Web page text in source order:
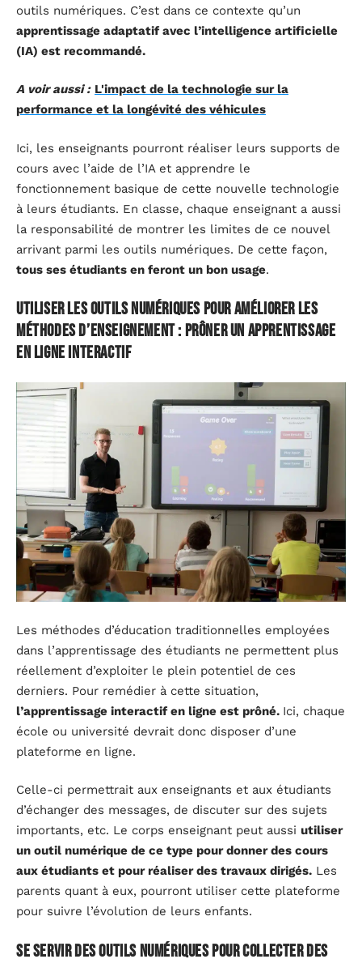
outils numériques. C’est dans ce contexte qu’un
apprentissage adaptatif avec l’intelligence artificielle
(IA) est recommandé.
A voir aussi : L'impact de la technologie sur la
performance et la longévité des véhicules
Ici, les enseignants pourront réaliser leurs supports de
cours avec l’aide de l’IA et apprendre le
fonctionnement basique de cette nouvelle technologie
à leurs étudiants. En classe, chaque enseignant a aussi
la responsabilité de montrer les limites de ce nouvel
arrivant parmi les outils numériques. De cette façon,
tous ses étudiants en feront un bon usage.
Utiliser les outils numériques pour améliorer les
méthodes d’enseignement : prôner un apprentissage
en ligne interactif
Les méthodes d’éducation traditionnelles employées
dans l’apprentissage des étudiants ne permettent plus
réellement d’exploiter le plein potentiel de ces
derniers. Pour remédier à cette situation,
l’apprentissage interactif en ligne est prôné. Ici, chaque
école ou université devrait donc disposer d’une
plateforme en ligne.
Celle-ci permettrait aux enseignants et aux étudiants
d’échanger des messages, de discuter sur des sujets
importants, etc. Le corps enseignant peut aussi utiliser
un outil numérique de ce type pour donner des cours
aux étudiants et pour réaliser des travaux dirigés. Les
parents quant à eux, pourront utiliser cette plateforme
pour suivre l’évolution de leurs enfants.
Se servir des outils numériques pour collecter des